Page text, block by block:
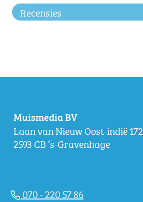
Recensies
Muismedia BV
Laan van Nieuw Oost-indië 172
2593 CB ‘s-Gravenhage
070 - 220 57 86